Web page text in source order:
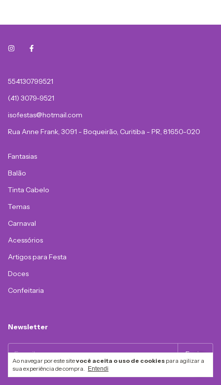
Ao navegar por este sitevocê aceita o uso de cookies para agilizar a
sua experiência de compra.
Entendi
554130799521
(41) 3079-9521
isofestas@hotmail.com
Rua Anne Frank, 3091 - Boqueirão, Curitiba - PR, 81650-020
Fantasias
Balão
Tinta Cabelo
Temas
Carnaval
Acessórios
Artigos para Festa
Doces
Confeitaria
Newsletter